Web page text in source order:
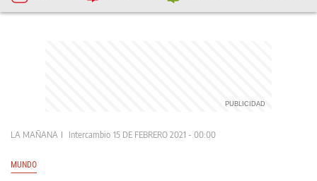
LA MAÑANA Intercambio 15 DE FEBRERO 2021 - 00:00
MUNDO